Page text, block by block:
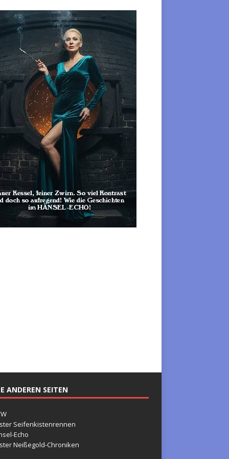
ANDEREN SEITEN
Seifenkistenrennen
Echo
Neißegold-Chroniken